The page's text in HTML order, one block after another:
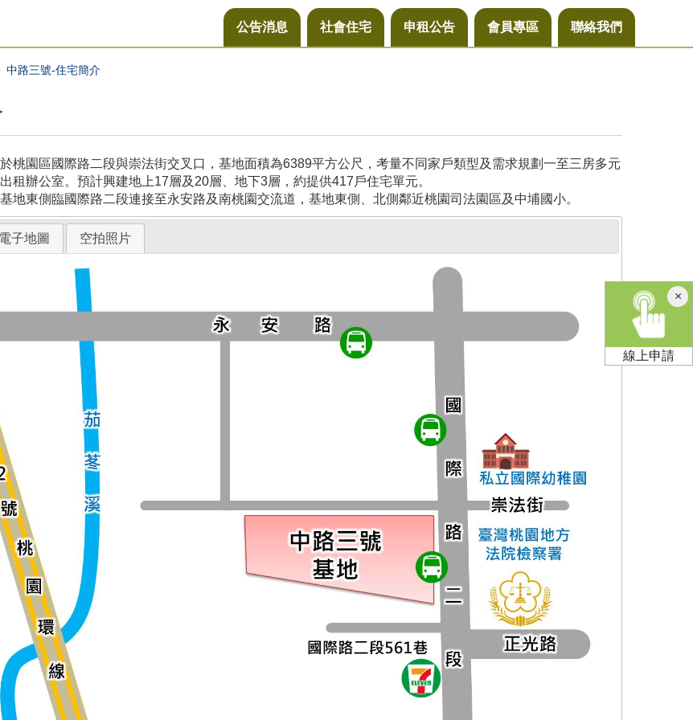
公告消息 社會住宅 申租公告 會員專區 聯絡我們
中路三號-住宅簡介
桃園區國際路二段與崇法街交叉口，基地面積為6389平方公尺，考量不同家戶類型及需求規劃一至三房多元
租辦公室。預計興建地上17層及20層、地下3層，約提供417戶住宅單元。
地東側臨國際路二段連接至永安路及南桃園交流道，基地東側、北側鄰近桃園司法園區及中埔國小。
電子地圖 空拍照片
×關
閉
線上申請